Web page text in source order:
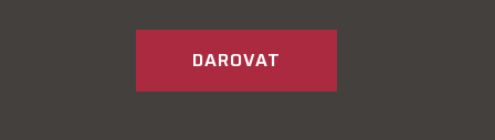
DAROVAT